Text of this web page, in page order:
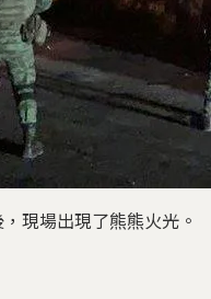
現場出現了熊熊火光。